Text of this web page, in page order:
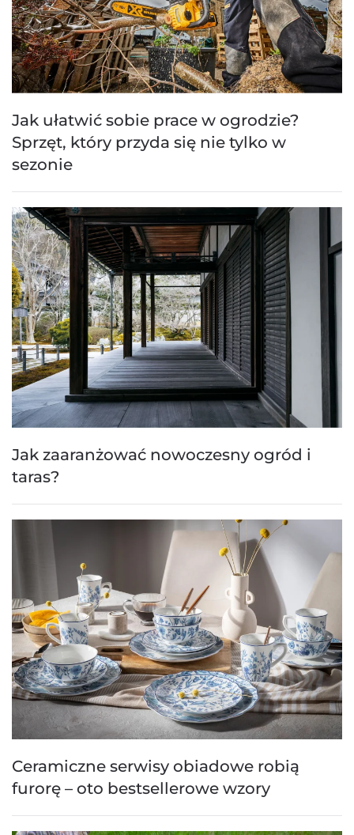
Jak ułatwić sobie prace w ogrodzie?
Sprzęt, który przyda się nie tylko w
sezonie
Jak zaaranżować nowoczesny ogród i
taras?
Ceramiczne serwisy obiadowe robią
furorę – oto bestsellerowe wzory